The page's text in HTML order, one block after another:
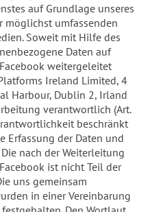
auf Grundlage unseres
möglichst umfassenden
Soweit mit Hilfe des
Daten auf
weitergeleitet
Ireland Limited, 4
Harbour, Dublin 2, Irland
verantwortlich (Art.
beschränkt
Erfassung der Daten und
nach der Weiterleitung
ist nicht Teil der
uns gemeinsam
in einer Vereinbarung